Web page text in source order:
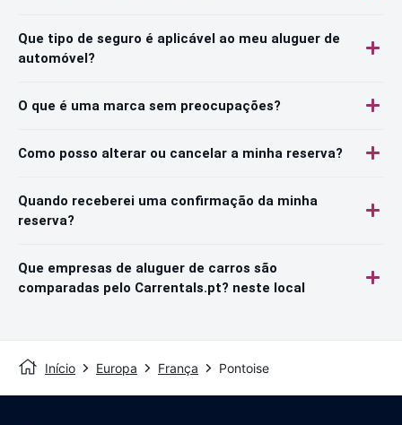
Que tipo de seguro é aplicável ao meu aluguer de
automóvel?
O que é uma marca sem preocupações?
Como posso alterar ou cancelar a minha reserva?
Quando receberei uma confirmação da minha
reserva?
Que empresas de aluguer de carros são
comparadas pelo Carrentals.pt? neste local
Início Europa França Pontoise